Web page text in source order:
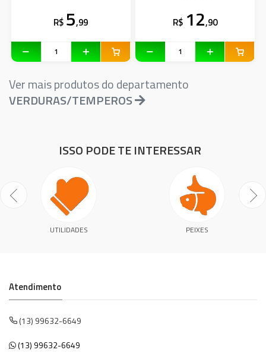
R$ 5,99 R$ 12,90
Ver mais produtos do departamento
VERDURAS/TEMPEROS
ISSO PODE TE INTERESSAR
UTILIDADES PEIXES
Atendimento
(13) 99632-6649
(13) 99632-6649